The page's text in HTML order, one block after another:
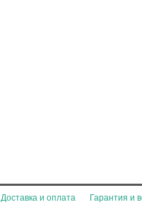
Доставка и оплата Гарантия и